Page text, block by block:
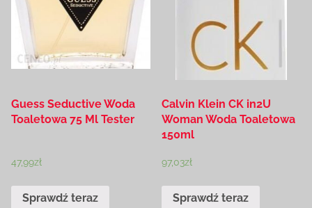
Guess Seductive Woda
Toaletowa 75 Ml Tester
47,99zł
Sprawdź teraz
Calvin Klein CK in2U
Woman Woda Toaletowa
150ml
97,03zł
Sprawdź teraz